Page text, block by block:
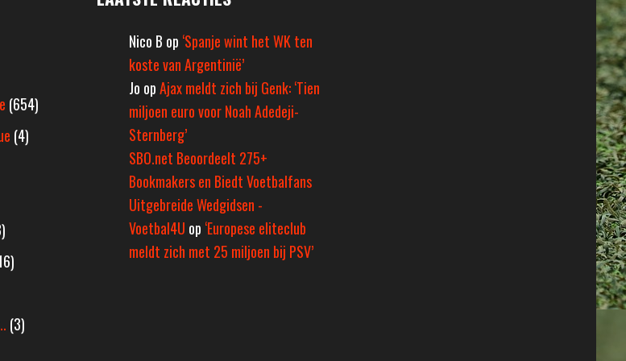
(654)
(4)
(3)
Nico B op ‘Spanje wint het WK ten
koste van Argentinië’
Jo opAjax meldt zich bij Genk: ‘Tien
miljoen euro voor Noah Adedeji-
Sternberg’
SBO.net Beoordeelt 275+
Bookmakers en Biedt Voetbalfans
Uitgebreide Wedgidsen -
Voetbal4U op ‘Europese eliteclub
meldt zich met 25 miljoen bij PSV’